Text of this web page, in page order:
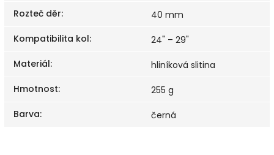
Rozteč děr:
40 mm
Kompatibilita kol:
24" – 29"
Materiál:
hliníková slitina
Hmotnost:
255 g
Barva: černá